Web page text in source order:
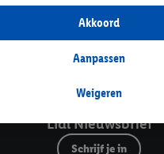
Veilig winkelen
Lidl Nieuwsbrief
Schrijf je in
het
statistieken of voor het tonen
reclame binnen en buiten
jouw aankoopgedrag in de
geeft aan ons voor
en als je vervolgens een Lidl
Weigeren
Aanpassen
Akkoord